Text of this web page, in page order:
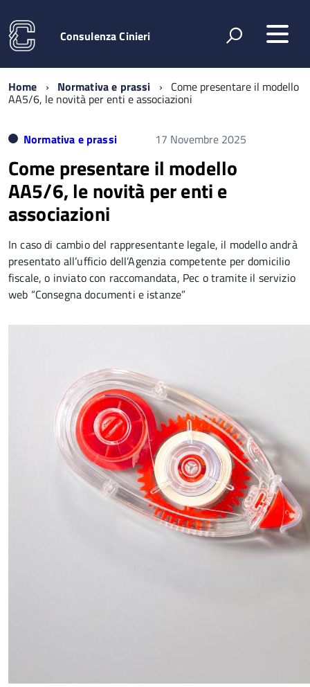
Consulenza Cinieri
Home Normativa e prassi Come presentare il modello
AA5/6, le novità per enti e associazioni
Normativa e prassi 17 Novembre 2025
Come presentare il modello
AA5/6, le novità per enti e
associazioni
In caso di cambio del rappresentante legale, il modello andrà
presentato all’ufficio dell’Agenzia competente per domicilio
fiscale, o inviato con raccomandata, Pec o tramite il servizio
web “Consegna documenti e istanze”